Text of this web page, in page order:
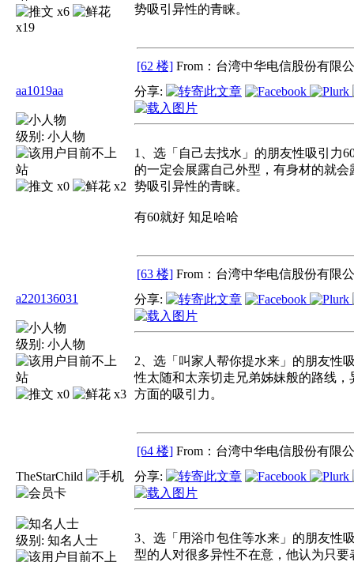
x6
x19
势吸引异性的青睐。
[62 楼] From：台湾中华电信股份有限
aa1019aa
级别: 小人物
x0 x2
分享:
1、选「自己去找水」的朋友性吸引力
的一定会展露自己外型，有身材的就
势吸引异性的青睐。
有60就好 知足哈哈
[63 楼] From：台湾中华电信股份有限
a220136031
级别: 小人物
x0 x3
分享:
2、选「叫家人帮你提水来」的朋友性
性太随和太亲切走兄弟姊妹般的路线
方面的吸引力。
[64 楼] From：台湾中华电信股份有限
TheStarChild
级别: 知名人士
分享:
3、选「用浴巾包住等水来」的朋友性
型的人对很多异性不在意，他认为只